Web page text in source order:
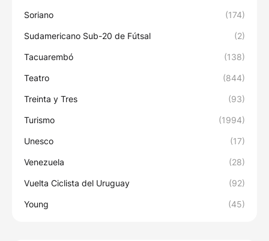
Soriano (174)
Sudamericano Sub-20 de Fútsal (2)
Tacuarembó (138)
Teatro (844)
Treinta y Tres (93)
Turismo (1994)
Unesco (17)
Venezuela (28)
Vuelta Ciclista del Uruguay (92)
Young (45)